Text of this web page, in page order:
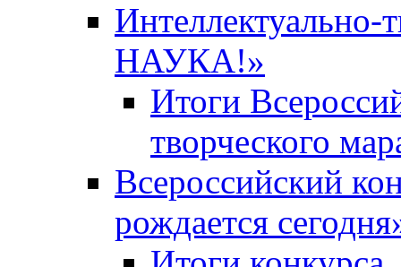
НАУКА!»
Итоги
творческого
Всероссийский
рождается